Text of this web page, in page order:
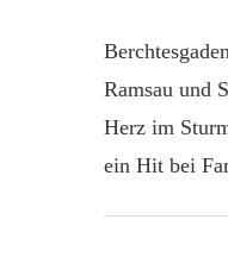
Ramsau und
Herz im
ein Hit bei